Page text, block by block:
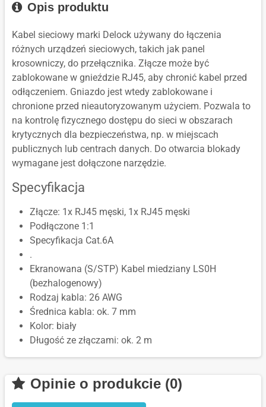
Opis produktu
Kabel sieciowy marki Delock używany do łączenia
różnych urządzeń sieciowych, takich jak panel
krosowniczy, do przełącznika. Złącze może być
zablokowane w gnieździe RJ45, aby chronić kabel przed
odłączeniem. Gniazdo jest wtedy zablokowane i
chronione przed nieautoryzowanym użyciem. Pozwala to
na kontrolę fizycznego dostępu do sieci w obszarach
krytycznych dla bezpieczeństwa, np. w miejscach
publicznych lub centrach danych. Do otwarcia blokady
wymagane jest dołączone narzędzie.
Specyfikacja
Złącze: 1x RJ45 męski, 1x RJ45 męski
Podłączone 1:1
Specyfikacja Cat.6A
.
Ekranowana (S/STP) Kabel miedziany LS0H
(bezhalogenowy)
Rodzaj kabla: 26 AWG
Średnica kabla: ok. 7 mm
Kolor: biały
Długość ze złączami: ok. 2 m
Opinie o produkcie (0)